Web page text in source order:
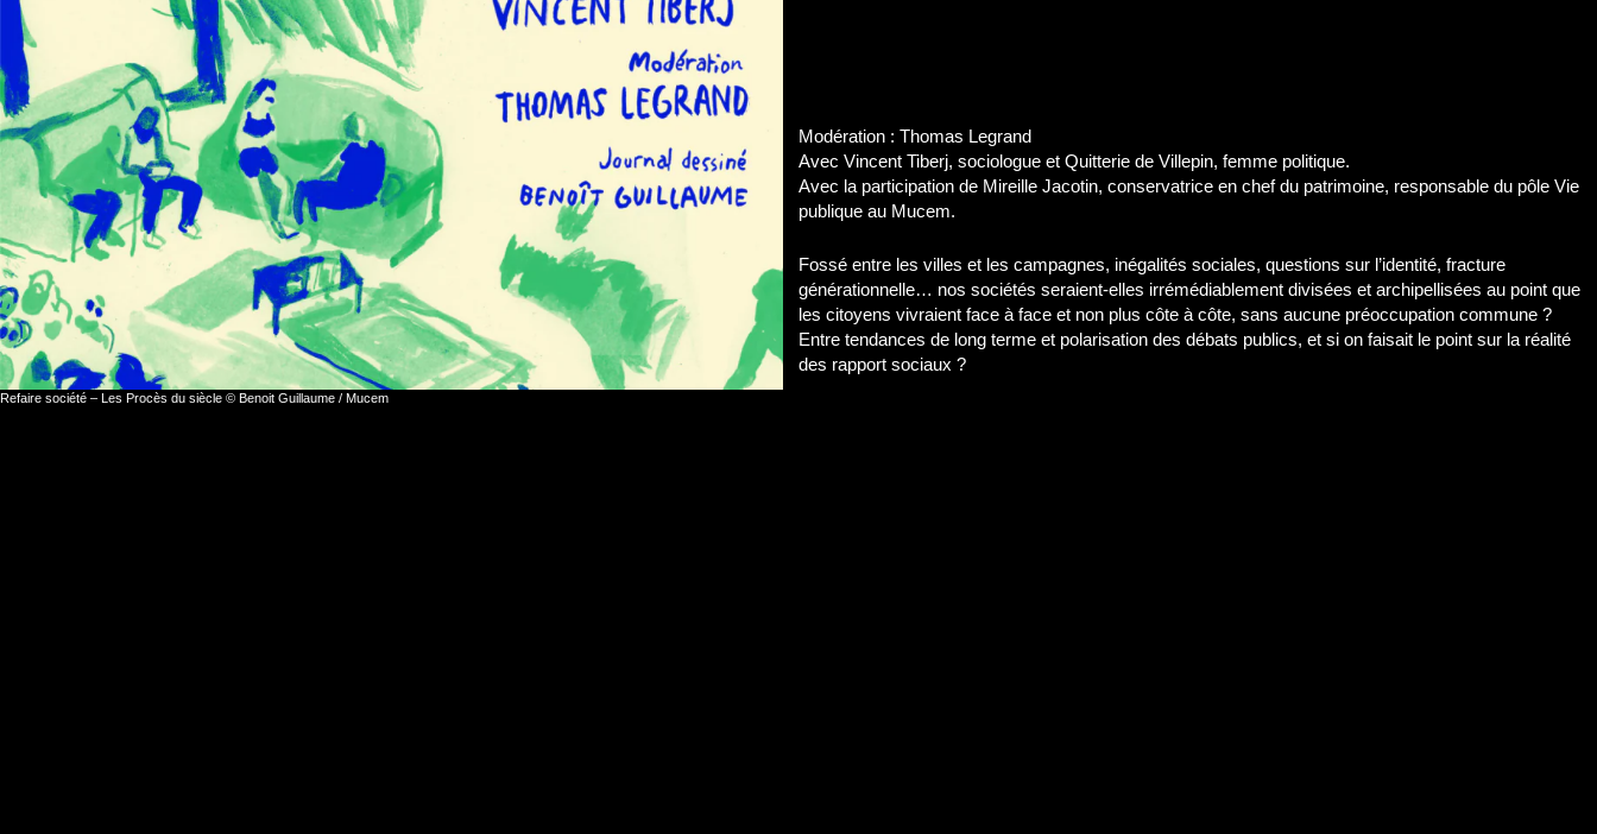
Refaire société – Les Procès du siècle © Benoit Guillaume / Mucem
Modération : Thomas Legrand
Avec Vincent Tiberj, sociologue et Quitterie de Villepin, femme politique.
Avec la participation de Mireille Jacotin, conservatrice en chef du patrimoine, responsable du pôle Vie
publique au Mucem.
Fossé entre les villes et les campagnes, inégalités sociales, questions sur l’identité, fracture
générationnelle… nos sociétés seraient-elles irrémédiablement divisées et archipellisées au point que
les citoyens vivraient face à face et non plus côte à côte, sans aucune préoccupation commune ?
Entre tendances de long terme et polarisation des débats publics, et si on faisait le point sur la réalité
des rapport sociaux ?